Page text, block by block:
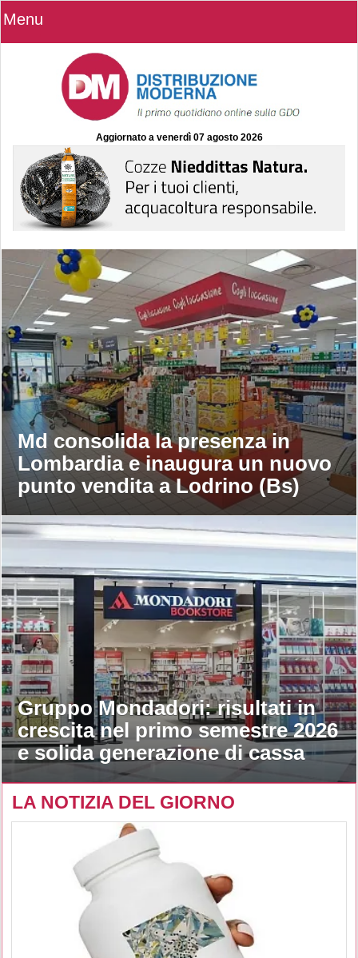
Menu
Aggiornato a venerdì 07 agosto 2026
Md consolida la presenza in
Lombardia e inaugura un nuovo
punto vendita a Lodrino (Bs)
Gruppo Mondadori: risultati in
crescita nel primo semestre 2026
e solida generazione di cassa
LA NOTIZIA DEL GIORNO